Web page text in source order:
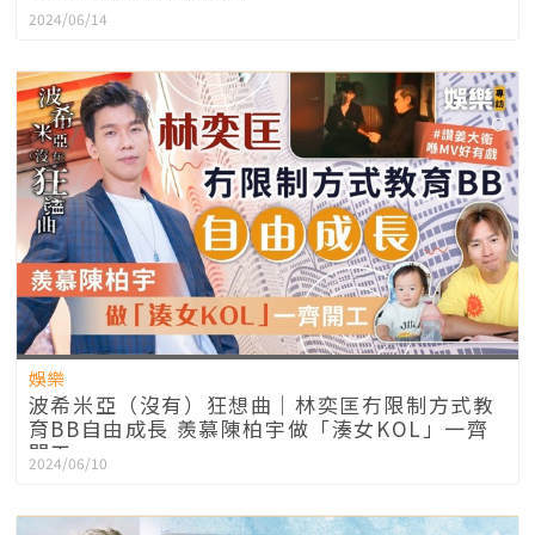
2024/06/14
娛樂
波希米亞（沒有）狂想曲│林奕匡冇限制方式教
育BB自由成長 羨慕陳柏宇做「湊女KOL」一齊
開工
2024/06/10